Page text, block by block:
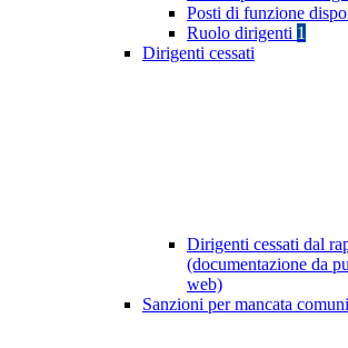
Posti di funzione
Ruolo dirigenti 1
Dirigenti cessati
Dirigenti cessati dal
(documentazione da
web)
Sanzioni per mancata